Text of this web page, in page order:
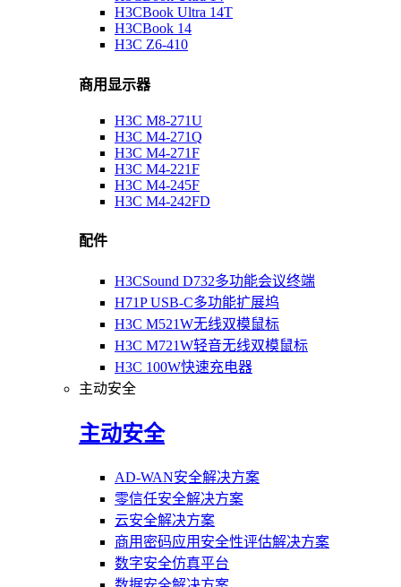
H3CBook Ultra 14T
H3CBook 14
H3C Z6-410
商用显示器
H3C M8-271U
H3C M4-271Q
H3C M4-271F
H3C M4-221F
H3C M4-245F
H3C M4-242FD
配件
H3CSound D732多功能会议终端
H71P USB-C多功能扩展坞
H3C M521W无线双模鼠标
H3C M721W轻音无线双模鼠标
H3C 100W快速充电器
主动安全
主动安全
AD-WAN安全解决方案
零信任安全解决方案
云安全解决方案
商用密码应用安全性评估解决方案
数字安全仿真平台